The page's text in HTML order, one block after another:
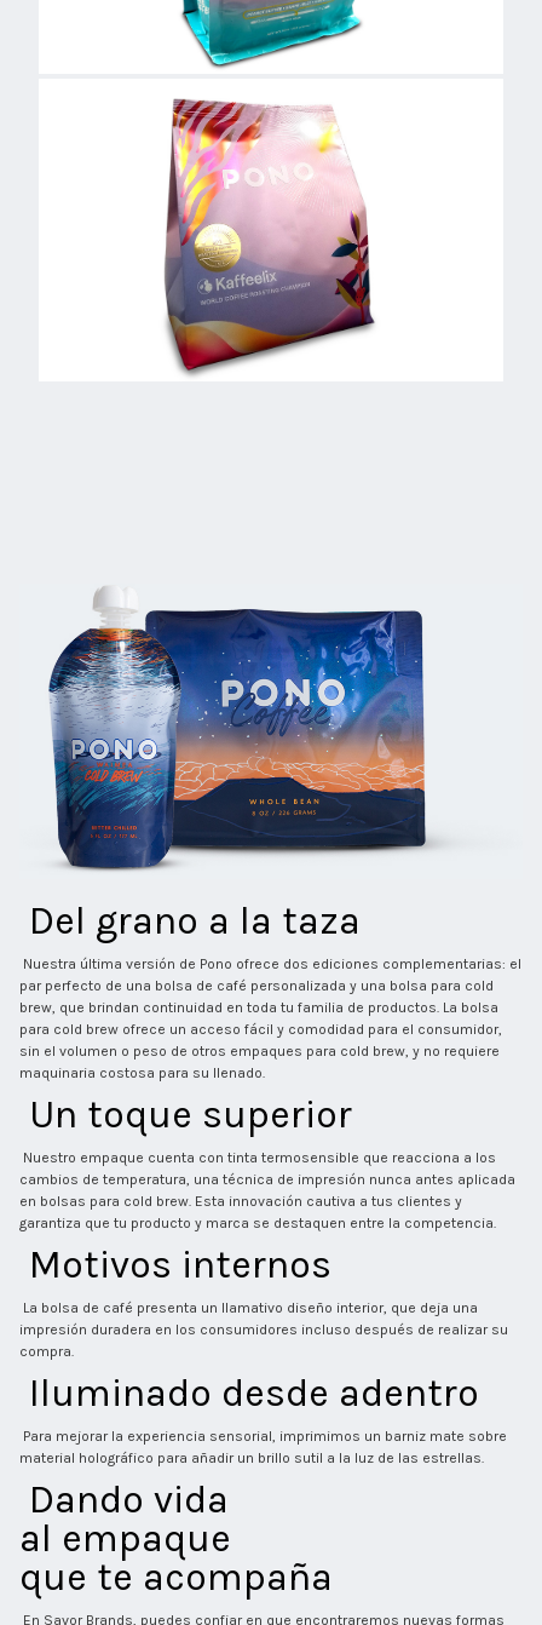
Del grano a la taza
par perfecto de una bolsa de café personalizada y una bolsa para cold
brew, que brindan continuidad en toda tu familia de productos. La bolsa
para cold brew ofrece un acceso fácil y comodidad para el consumidor,
sin el volumen o peso de otros empaques para cold brew, y no requiere
maquinaria costosa para su llenado.
Un toque superior
cambios de temperatura, una técnica de impresión nunca antes aplicada
en bolsas para cold brew. Esta innovación cautiva a tus clientes y
garantiza que tu producto y marca se destaquen entre la competencia.
Motivos internos
impresión duradera en los consumidores incluso después de realizar su
compra.
Iluminado desde adentro
material holográfico para añadir un brillo sutil a la luz de las estrellas.
Dando vida
al empaque
que te acompaña